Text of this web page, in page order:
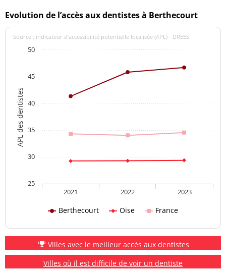
Evolution de l’accès aux dentistes à Berthecourt
APL des dentistes
Source : indicateur d’accessibilité potentielle localisée (APL) - DREES
Berthecourt Oise France
2021 2022 2023
25
30
35
40
45
50
Villes avec le meilleur accès aux dentistes
Villes où il est difficile de voir un dentiste